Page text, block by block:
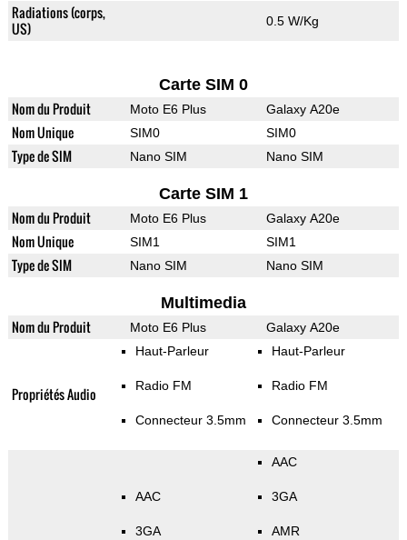
Radiations (corps,
US)
0.5 W/Kg
Carte SIM 0
Nom du Produit Moto E6 Plus Galaxy A20e
Nom Unique SIM0 SIM0
Type de SIM Nano SIM Nano SIM
Carte SIM 1
Nom du Produit Moto E6 Plus Galaxy A20e
Nom Unique SIM1 SIM1
Type de SIM Nano SIM Nano SIM
Multimedia
Nom du Produit Moto E6 Plus Galaxy A20e
Propriétés Audio
Haut-Parleur
Radio FM
Connecteur 3.5mm
Haut-Parleur
Radio FM
Connecteur 3.5mm
AAC
3GA
AAC
3GA
AMR